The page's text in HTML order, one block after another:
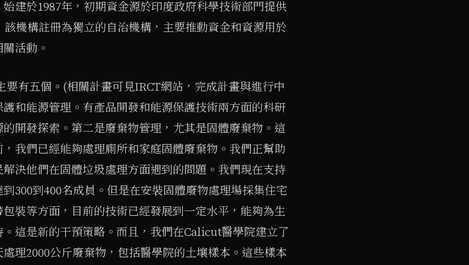
建於1987年，初期資金源於印度政府科學技術部門提供
該機構註冊為獨立的自治機構，主要推動資金和資源用於
活動。
要有五個。(相關計畫可見IRCT網站，完成計畫與進行中
和能源管理。有產品開發和能源保護技術兩方面的科研
開發探索。第二是廢棄物管理，尤其是固體廢棄物。這
我們已經能夠處理廁所和家庭固體廢棄物。我們正幫助
決他們在固體垃圾處理方面遇到的問題。我們現在支持
300到400名成員。但是在安裝固體廢物處理場採集住宅
裝等方面，目前的技術已經發展到一定水平，能夠為生
這是新的干預策略。而且，我們在Calicut醫學院建立了
理2000公斤廢棄物，包括醫學院的土壤樣本。這些樣本